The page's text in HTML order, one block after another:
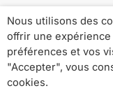
Qui
Mentions
Nous utilisons des
offrir une
préférences et vos
"Accepter", vous
cookies.